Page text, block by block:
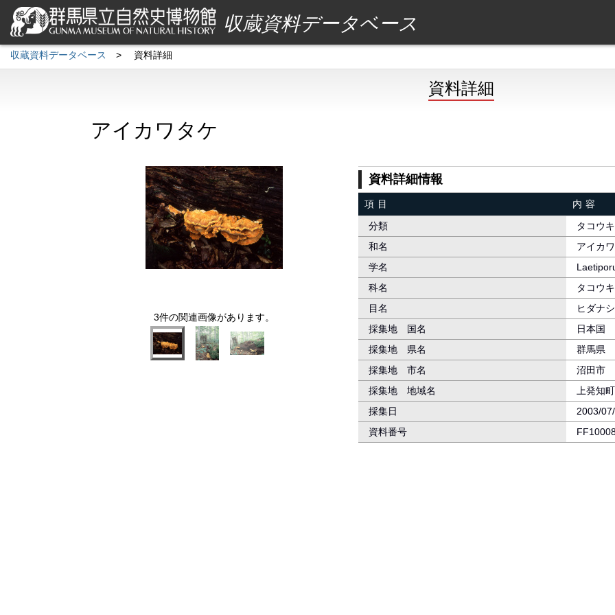
収蔵資料データベース
収蔵資料データベース > 資料詳細
資料詳細
アイカワタケ
3件の関連画像があります。
資料詳細情報
項目
内容
分類
タコウ
和名
アイカ
学名
科名
タコウ
目名
ヒダナ
採集地 国名
日本国
採集地 県名
群馬県
採集地 市名
沼田市
採集地 地域名
上発知町
採集日
2003/
資料番号